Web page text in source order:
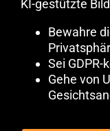
KI-gestützte
Bewahre
Sei GDPR-
Gehe von